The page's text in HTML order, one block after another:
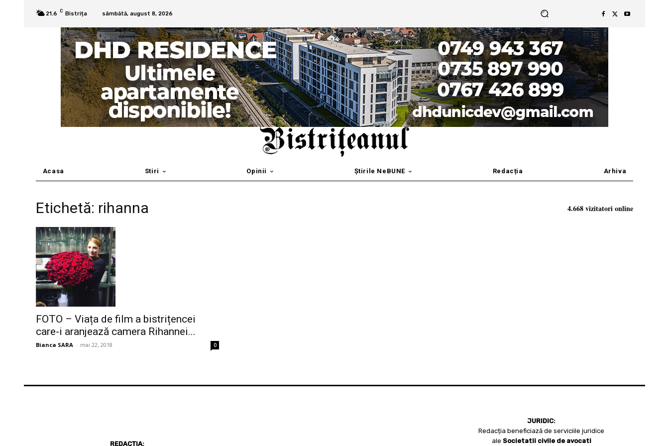
21.6 C Bistrița sâmbătă, august 8, 2026
Acasa Stiri Opinii Știrile NeBUNE Redacția Arhiva
Etichetă: rihanna
FOTO – Viața de film a bistrițencei
care-i aranjează camera Rihannei...
Bianca SARA - mai 22, 2018 0
4.668 vizitatori online
REDACȚIA:
JURIDIC:
Redacția beneficiază de serviciile juridice
ale Societatii civile de avocati